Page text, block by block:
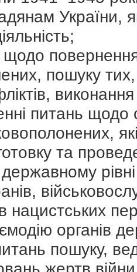
України,
щодо
пошуку
питань щодо
та
нацистських
органів
пошуку,